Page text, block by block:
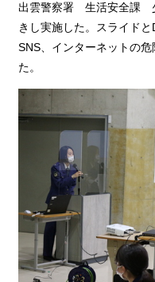
出雲警察署 生活安全課
きし実施した。スライド
SNS、インターネットの
た。